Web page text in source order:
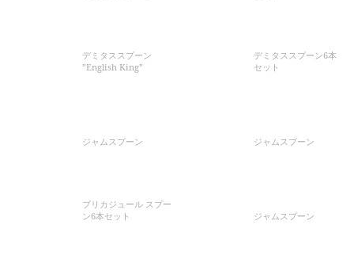
デミタススプーン
”English King”
デミタススプーン6本
セット
ジャムスプーン ジャムスプーン
プリカジュール スプー
ン6本セット
ジャムスプーン